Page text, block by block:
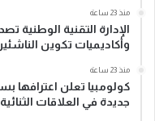
منذ 23 ساعة
الإدارة التقنية الوطنية
وأكاديميات تكوين
منذ 23 ساعة
كولومبيا تعلن اعترافها
جديدة في العلاقات الثنائية